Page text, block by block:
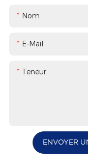
Nom
E-Mail
Teneur
ENVOYER